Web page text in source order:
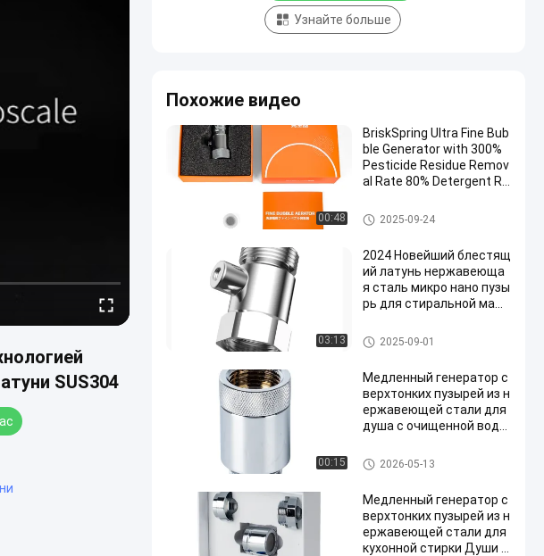
SUS304
Узнайте больше
Похожие видео
00:48
BriskSpring Ultra Fine Bub
ble Generator with 300%
Pesticide Residue Remov
al Rate 80% Detergent Re
Million Bubbles/ml for Wa
shing Machines
Ультратонкий генератор пуз
ырей
2025-09-24
03:13
2024 Новейший блестящ
ий латунь нержавеюща
я сталь микро нано пузы
рь для стиральной маш
Ультратонкий генератор пуз
ырей
2025-09-01
00:15
Медленный генератор с
верхтонких пузырей из н
ержавеющей стали для
душа с очищенной водо
Ультратонкий генератор пуз
ырей
2026-05-13
Медленный генератор с
верхтонких пузырей из н
ержавеющей стали для
кухонной стирки Души с